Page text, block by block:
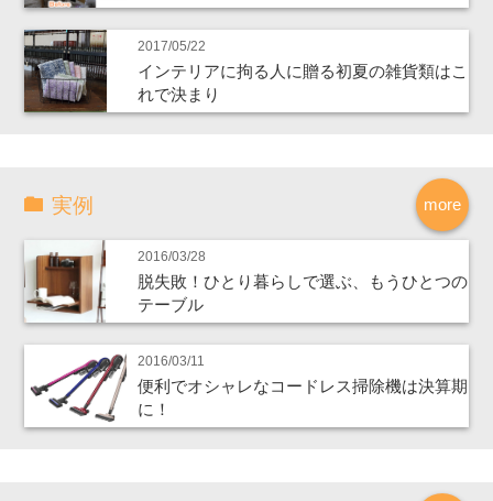
2017/05/22
インテリアに拘る人に贈る初夏の雑貨類はこ
れで決まり
more
実例
2016/03/28
脱失敗！ひとり暮らしで選ぶ、もうひとつの
テーブル
2016/03/11
便利でオシャレなコードレス掃除機は決算期
に！